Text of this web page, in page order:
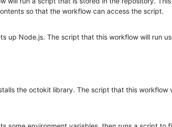
so that the workflow can access the script.
up Node.js. The script that this workflow will run
the octokit library. The script that this workflow